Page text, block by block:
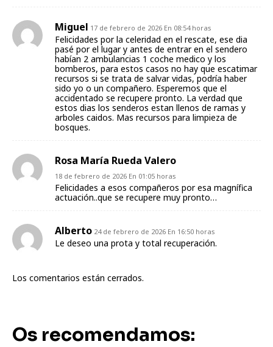
Miguel 17 de febrero de 2026 En 08:54 horas
Felicidades por la celeridad en el rescate, ese dia
pasé por el lugar y antes de entrar en el sendero
habían 2 ambulancias 1 coche medico y los
bomberos, para estos casos no hay que escatimar
recursos si se trata de salvar vidas, podría haber
sido yo o un compañero. Esperemos que el
accidentado se recupere pronto. La verdad que
estos dias los senderos estan llenos de ramas y
arboles caidos. Mas recursos para limpieza de
bosques.
Rosa María Rueda Valero
18 de febrero de 2026 En 01:05 horas
Felicidades a esos compañeros por esa magnífica
actuación..que se recupere muy pronto…
Alberto 24 de febrero de 2026 En 16:50 horas
Le deseo una prota y total recuperación.
Los comentarios están cerrados.
Os recomendamos: